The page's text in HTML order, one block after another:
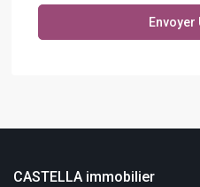
CASTELLA immobilier